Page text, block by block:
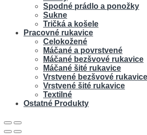
Spodné prádlo a ponožky
Sukne
Tričká a košele
Pracovné rukavice
Celokožené
Máčané a povrstvené
Máčané bezšvové rukavice
Máčané šité rukavice
Vrstvené bezšvové rukavice
Vrstvené šité rukavice
Textilné
Ostatné Produkty